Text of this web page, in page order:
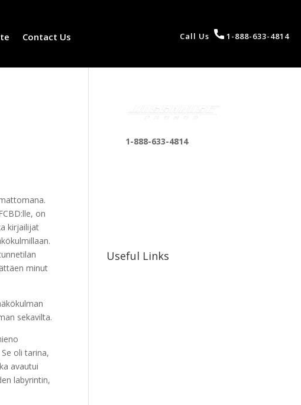
Contact Us Call Us 1-888-633-4814
on
kirjailijat
minut
sekavilta.
oli tarina,
avautui
labyrintin,
1-888-633-4814
Useful Links